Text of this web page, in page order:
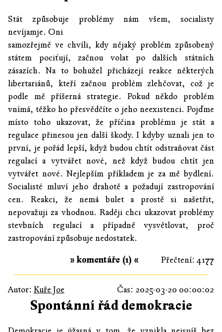
Stát způsobuje problémy nám všem, socialisty
nevíjamje. Oni
samozřejmě ve chvíli, kdy nějaký problém způsobený
státem pociťují, začnou volat po dalších státních
zásazích. Na to bohužel přicházejí reakce některých
libertariánů, kteří začnou problém zlehčovat, což je
podle mě příšerná strategie. Pokud někdo problém
vnímá, těžko ho přesvědčíte o jeho neexistenci. Pojďme
místo toho ukazovat, že příčina problému je stát a
regulace přinesou jen další škody. I kdyby uznali jen to
první, je pořád lepší, když budou chtít odstraňovat část
regulací a vytvářet nové, než když budou chtít jen
vytvářet nové. Nejlepším příkladem je za mě bydlení.
Socialisté mluví jeho drahotě a požadují zastropování
cen. Reakci, že nemá bulet a prostě si našetřit,
nepovažuji za vhodnou. Raději chci ukazovat problémy
stevbních regulací a případně vysvětlovat, proč
zastropování způsobuje nedostatek.
Přečtení: 4177
» komentáře (1) «
Autor: Kuře Joe Čas: 2025-03-20 00:00:02
Spontánní řád demokracie